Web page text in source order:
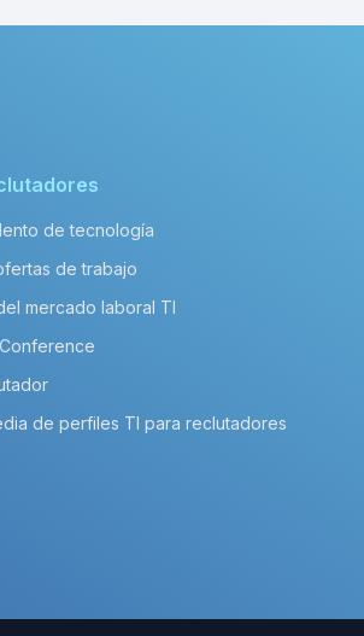
de tecnología
de trabajo
mercado laboral TI
de perfiles TI para reclutadores